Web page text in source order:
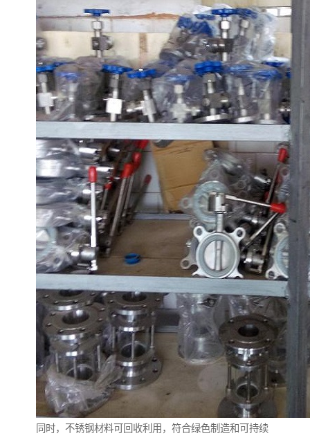
同时，不锈钢材料可回收利用，符合绿色制造和可持续